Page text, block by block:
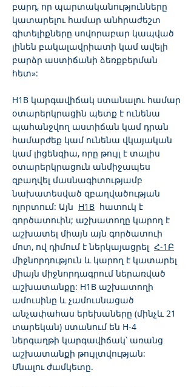
բարդ, որ պարտականությունները
կատարելու համար անհրաժեշտ
գիտելիքները սովորաբար կապված
լինեն բակալավրիատի կամ ավելի
բարձր աստիճանի ձեռքբերման
հետ»:
H1B կարգավիճակ ստանալու համար
օտարերկրացին պետք է ունենա
պահանջվող աստիճան կամ դրան
համարժեք կամ ունենա վկայական
կամ լիցենզիա, որը թույլ է տալիս
օտարերկրացուն անմիջապես
զբաղվել մասնագիտությամբ
նախատեսված զբաղվածության
ոլորտում: Այն H1B հատուկ է
գործատուին; աշխատողը կարող է
աշխատել միայն այն գործատուի
մոտ, ով դիմում է ներկայացրել Հ-1Բ
միջնորդություն և կարող է կատարել
միայն միջնորդագրում ներառված
աշխատանքը: H1B աշխատողի
ամուսինը և չամուսնացած
անչափահաս երեխաները (մինչև 21
տարեկան) ստանում են H-4
ներգաղթի կարգավիճակ՝ առանց
աշխատանքի թույլտվության:
Մնալու ժամկետը.